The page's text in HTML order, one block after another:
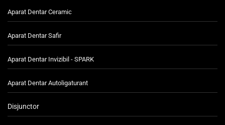
Aparat Dentar Ceramic
Aparat Dentar Safir
Aparat Dentar Invizibil - SPARK
Aparat Dentar Autoligaturant
Disjunctor